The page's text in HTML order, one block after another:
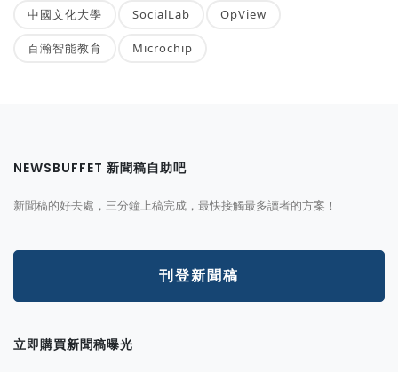
中國文化大學 SocialLab OpView
百瀚智能教育 Microchip
NEWSBUFFET 新聞稿自助吧
新聞稿的好去處，三分鐘上稿完成，最快接觸最多讀者的方案！
刊登新聞稿
立即購買新聞稿曝光